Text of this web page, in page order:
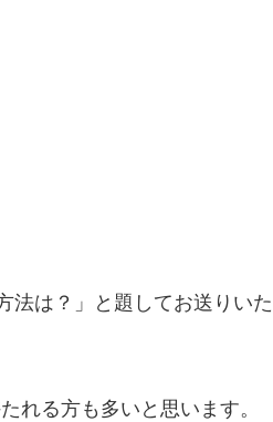
法は？」と題してお送りいた
れる方も多いと思います。